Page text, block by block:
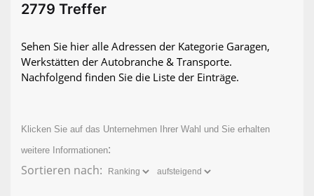
2779 Treffer
Sehen Sie hier alle Adressen der Kategorie Garagen,
Werkstätten der Autobranche & Transporte.
Nachfolgend finden Sie die Liste der Einträge.
Klicken Sie auf das Unternehmen Ihrer Wahl und Sie erhalten
weitere Informationen:
Sortieren nach: